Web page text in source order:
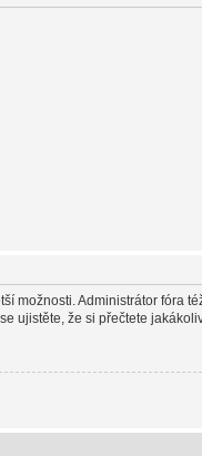
možnosti. Administrátor fóra
ujistěte, že si přečtete